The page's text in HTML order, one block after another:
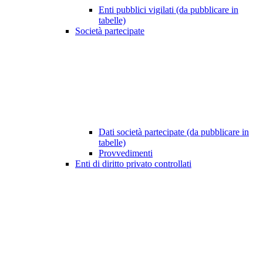
Enti pubblici vigilati (da pubblicare in
tabelle)
Società partecipate
Dati società partecipate (da pubblicare in
tabelle)
Provvedimenti
Enti di diritto privato controllati